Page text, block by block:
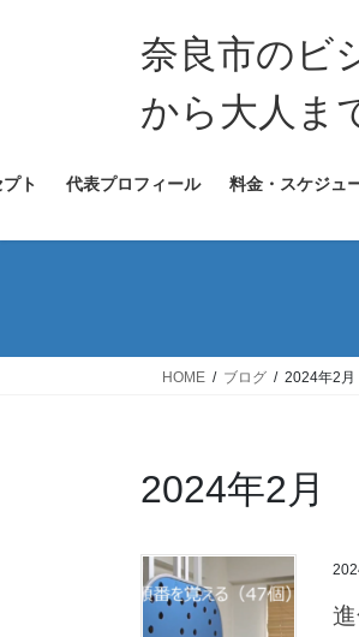
ス
ッ
ン
移
奈良市の
から大人ま
ト 代表プロフィール 料金・スケジュ
HOME ブログ 2024年2月
2024年2月